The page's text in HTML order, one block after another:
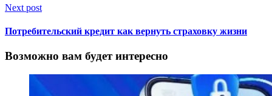
Next post
Потребительский кредит как вернуть страховку жизни
Возможно вам будет интересно